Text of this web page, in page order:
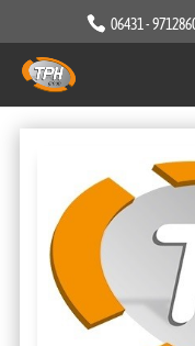
06431 -